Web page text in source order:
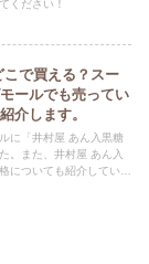
ください！
で買える？スー
ールでも売ってい
介します。
に「井村屋 あん入黒糖
。また、井村屋 あん入
についても紹介していま